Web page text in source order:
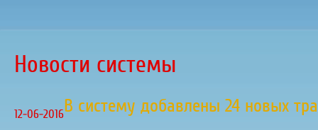
Новости системы
12-06-2016В систему добавлены 24 новых